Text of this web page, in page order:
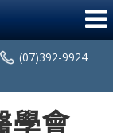
(07)392-9924